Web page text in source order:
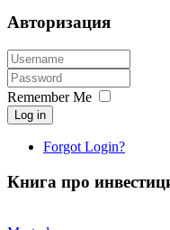
Авторизация
Remember Me
Log in
Forgot Login?
Книга про